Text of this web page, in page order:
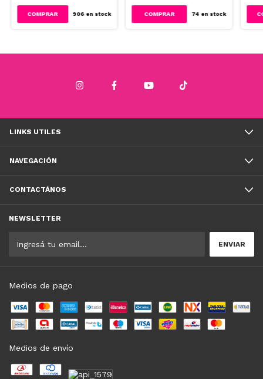
COMPRAR 906en stock 74 en stock
LINKS UTILES
NAVEGACIÓN
CONTACTÁNOS
NEWSLETTER
Medios de pago
Medios de envío